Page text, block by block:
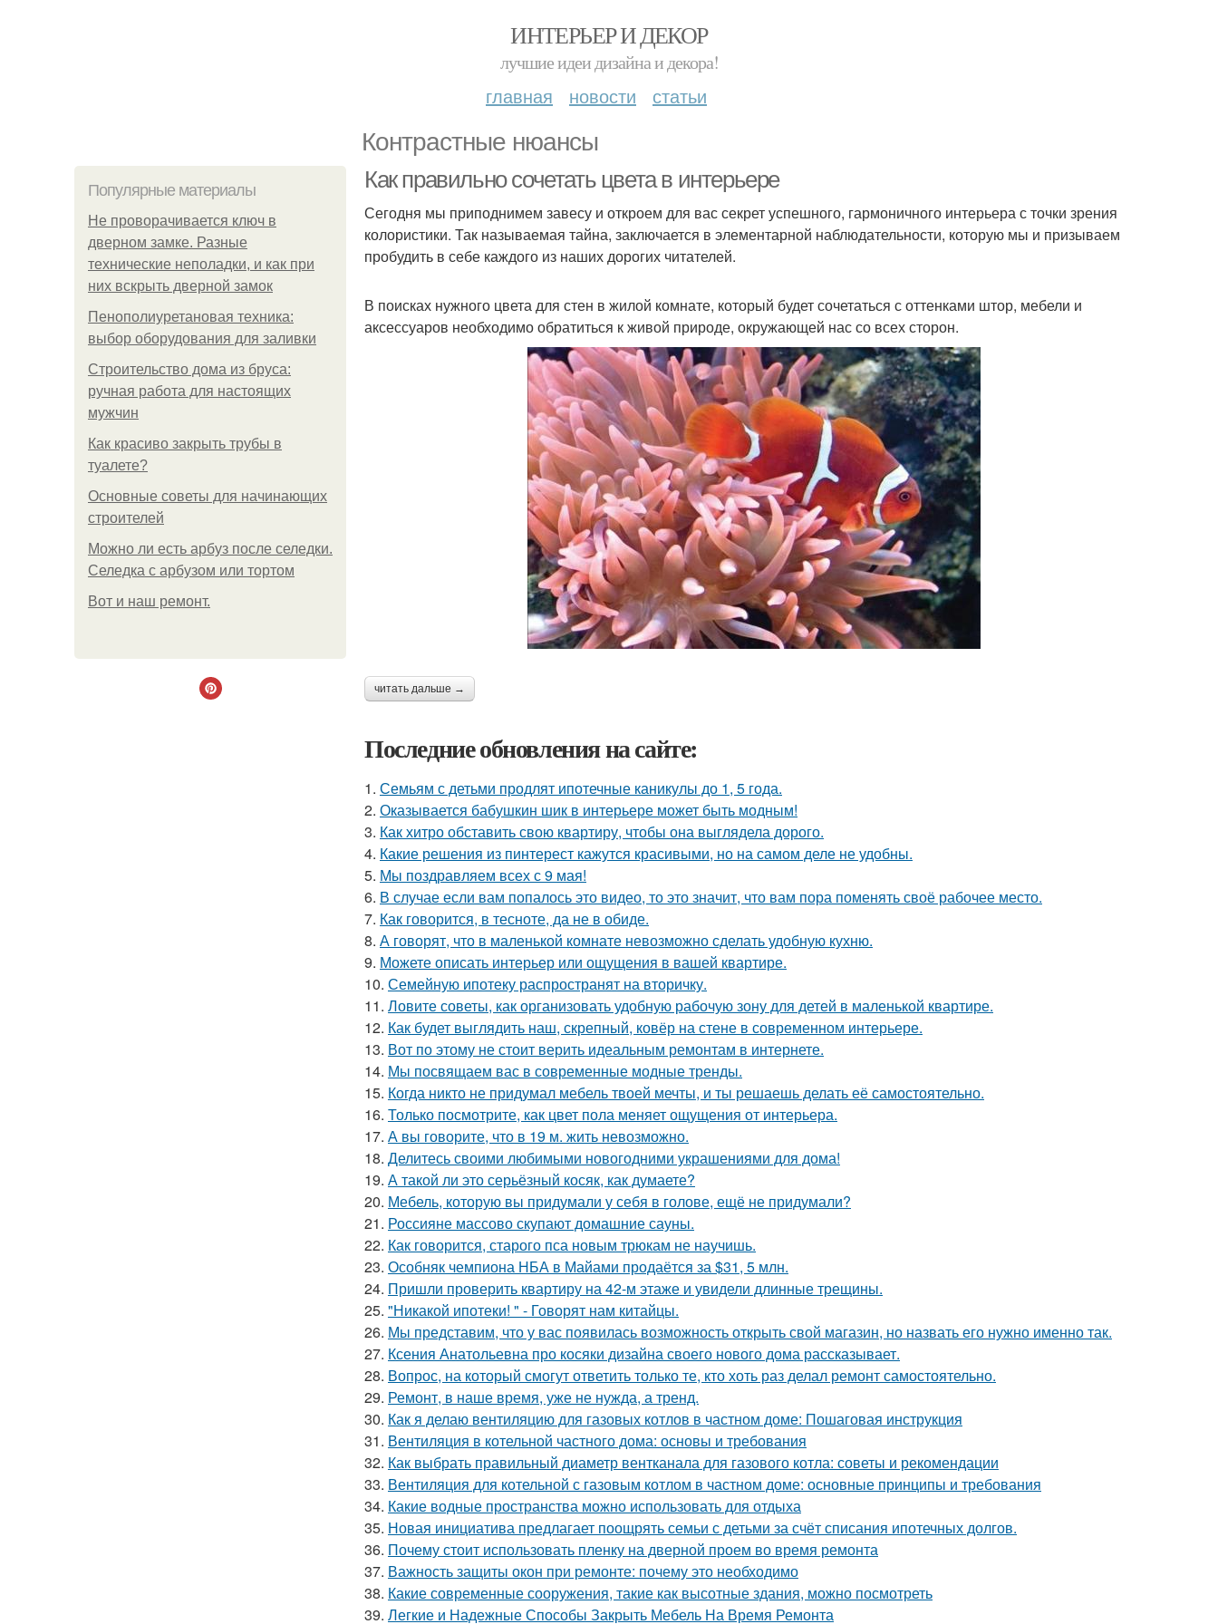
ИНТЕРЬЕР И ДЕКОР
лучшие идеи дизайна и декора!
главная новости статьи
Контрастные нюансы
Популярные материалы
Не проворачивается ключ в
дверном замке. Разные
технические неполадки, и как при
них вскрыть дверной замок
Пенополиуретановая техника:
выбор оборудования для заливки
Строительство дома из бруса:
ручная работа для настоящих
мужчин
Как красиво закрыть трубы в
туалете?
Основные советы для начинающих
строителей
Можно ли есть арбуз после селедки.
Селедка с арбузом или тортом
Boт и наш ремoнт.
Как правильно сочетать цвета в интерьере
Сегодня мы приподнимем завесу и откроем для вас секрет успешного, гармоничного интерьера с точки зрения
колористики. Так называемая тайна, заключается в элементарной наблюдательности, которую мы и призываем
пробудить в себе каждого из наших дорогих читателей.
В поисках нужного цвета для стен в жилой комнате, который будет сочетаться с оттенками штор, мебели и
аксессуаров необходимо обратиться к живой природе, окружающей нас со всех сторон.
читать дальше →
Последние обновления на сайте:
1. Семьям с детьми продлят ипотечные каникулы до 1, 5 года.
2. Оказывается бабушкин шик в интерьере может быть модным!
3. Как хитро обставить свою квартиру, чтобы она выглядела дорого.
4. Какие решения из пинтерест кажутся красивыми, но на самом деле не удобны.
5. Мы поздравляем всех с 9 мая!
6. В случае если вам попалось это видео, то это значит, что вам пора поменять своё рабочее место.
7. Как говорится, в тесноте, да не в обиде.
8. А говорят, что в маленькой комнате невозможно сделать удобную кухню.
9. Можете описать интерьер или ощущения в вашей квартире.
10. Семейную ипотеку распространят на вторичку.
11. Ловите советы, как организовать удобную рабочую зону для детей в маленькой квартире.
12. Как будет выглядить наш, скрепный, ковёр на стене в современном интерьере.
13. Вот по этому не стоит верить идеальным ремонтам в интернете.
14. Мы посвящаем вас в современные модные тренды.
15. Когда никто не придумал мебель твоей мечты, и ты решаешь делать её самостоятельно.
16. Только посмотрите, как цвет пола меняет ощущения от интерьера.
17. А вы говорите, что в 19 м. жить невозможно.
18. Делитесь своими любимыми новогодними украшениями для дома!
19. А такой ли это серьёзный косяк, как думаете?
20. Мебель, которую вы придумали у себя в голове, ещё не придумали?
21. Россияне массово скупают домашние сауны.
22. Как говорится, старого пса новым трюкам не научишь.
23. Особняк чемпиона НБА в Майами продаётся за $31, 5 млн.
24. Пришли проверить квартиру на 42-м этаже и увидели длинные трещины.
25. "Никакой ипотеки! " - Говорят нам китайцы.
26. Мы представим, что у вас появилась возможность открыть свой магазин, но назвать его нужно именно так.
27. Ксения Анатольевна про косяки дизайна своего нового дома рассказывает.
28. Вопрос, на который смогут ответить только те, кто хоть раз делал ремонт самостоятельно.
29. Ремонт, в наше время, уже не нужда, а тренд.
30. Как я делаю вентиляцию для газовых котлов в частном доме: Пошаговая инструкция
31. Вентиляция в котельной частного дома: основы и требования
32. Как выбрать правильный диаметр вентканала для газового котла: советы и рекомендации
33. Вентиляция для котельной с газовым котлом в частном доме: основные принципы и требования
34. Какие водные пространства можно использовать для отдыха
35. Новая инициатива предлагает поощрять семьи с детьми за счёт списания ипотечных долгов.
36. Почему стоит использовать пленку на дверной проем во время ремонта
37. Важность защиты окон при ремонте: почему это необходимо
38. Какие современные сооружения, такие как высотные здания, можно посмотреть
39. Легкие и Надежные Способы Закрыть Мебель На Время Ремонта